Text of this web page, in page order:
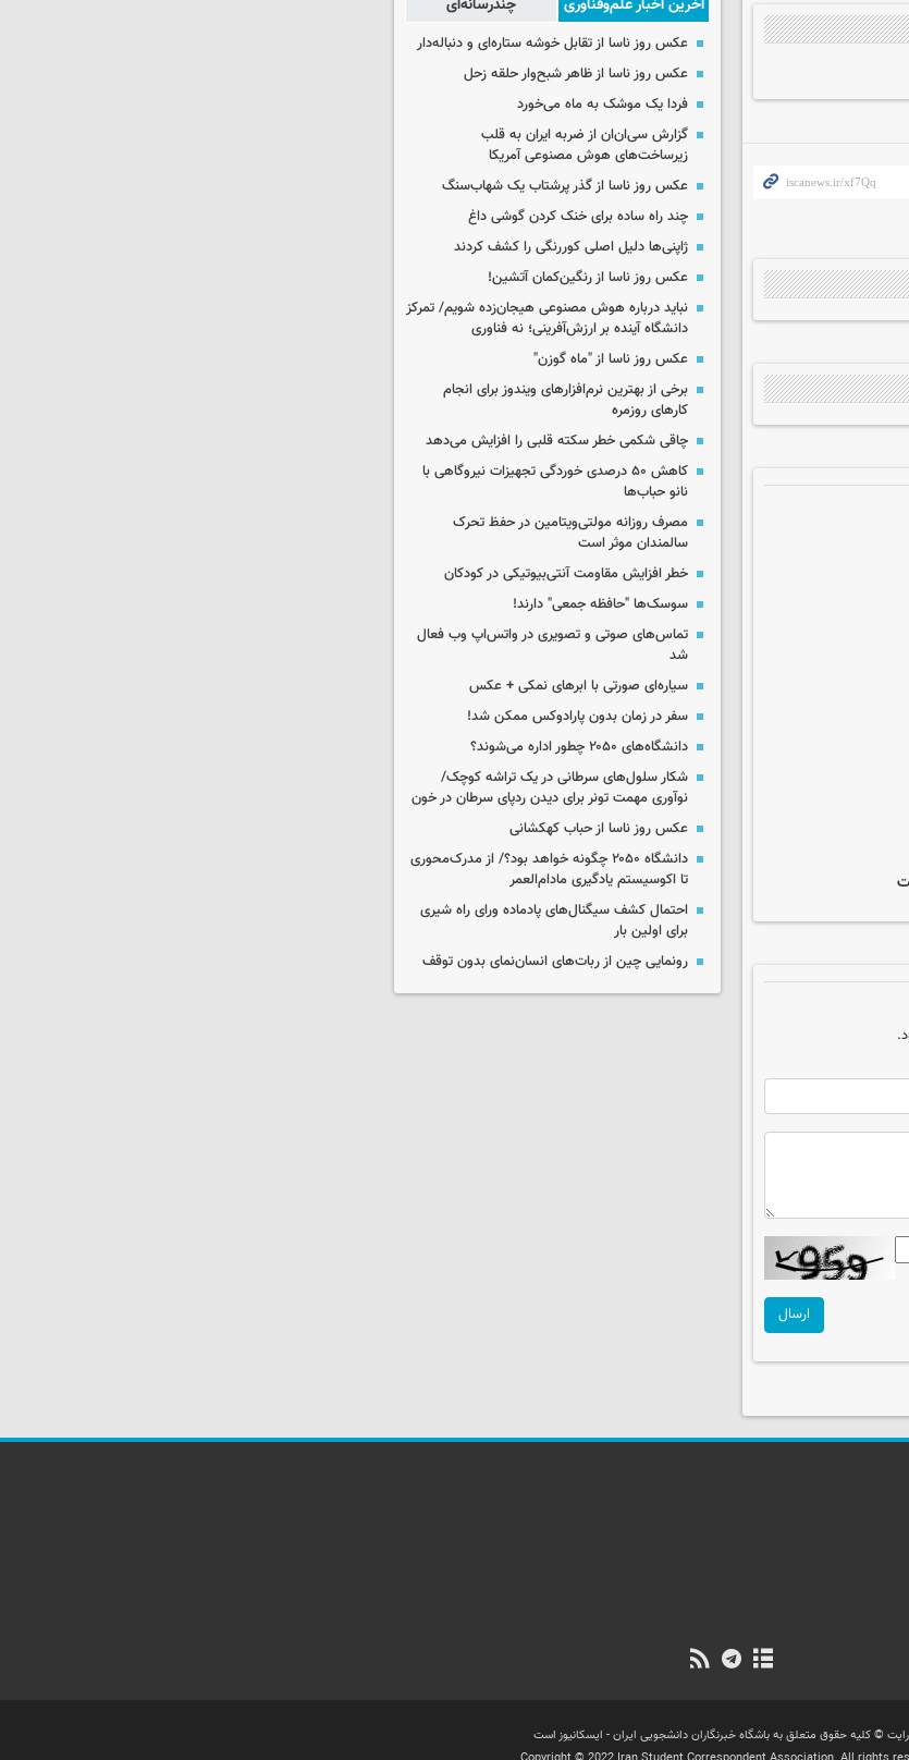
ارسال
آخرین اخبار علم‌وفناوری چندرسانه‌ای
عکس روز ناسا از تقابل خوشه ستاره‌ای و دنباله‌دار
عکس روز ناسا از ظاهر شبح‌وار حلقه زحل
فردا یک موشک به ماه می‌خورد
گزارش سی‌ان‌ان از ضربه ایران به قلب
زیرساخت‌های هوش مصنوعی آمریکا
عکس روز ناسا از گذر پرشتاب یک شهاب‌سنگ
چند راه‌ ساده برای خنک کردن گوشی داغ
ژاپنی‌ها دلیل اصلی کوررنگی را کشف کردند
عکس روز ناسا از رنگین‌کمان آتشین!
نباید درباره هوش مصنوعی هیجان‌زده شویم/ تمرکز
دانشگاه آینده بر ارزش‌آفرینی؛ نه فناوری
عکس روز ناسا از "ماه گوزن"
برخی از بهترین نرم‌افزارهای ویندوز برای انجام
کارهای روزمره
چاقی شکمی خطر سکته قلبی را افزایش می‌دهد
کاهش ۵۰ درصدی خوردگی تجهیزات نیروگاهی با
نانو حباب‌ها
مصرف روزانه مولتی‌ویتامین در حفظ تحرک
سالمندان موثر است
خطر افزایش مقاومت آنتی‌بیوتیکی در کودکان
سوسک‌ها "حافظه جمعی" دارند!
تماس‌های صوتی و تصویری در واتس‌اپ وب فعال
شد
سیاره‌ای صورتی با ابرهای نمکی + عکس
سفر در زمان بدون پارادوکس ممکن شد!
دانشگاه‌های ۲۰۵۰ چطور اداره می‌شوند؟
شکار سلول‌های سرطانی در یک تراشه کوچک/
نوآوری مهمت تونر برای دیدن ردپای سرطان در خون
عکس روز ناسا از حباب کهکشانی
دانشگاه ۲۰۵۰ چگونه خواهد بود؟/ از مدرک‌محوری
تا اکوسیستم یادگیری مادام‌العمر
احتمال کشف سیگنال‌های پادماده ورای راه شیری
برای اولین بار
رونمایی چین از ربات‌های انسان‌نمای بدون توقف
© کلیه حقوق متعلق به باشگاه خبرنگاران دانشجویی ایران - ایسکانیوز است